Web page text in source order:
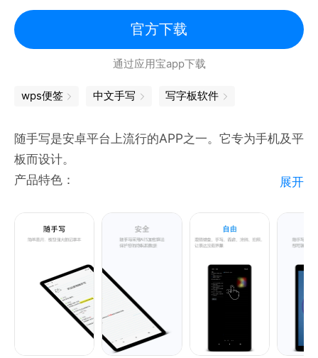
- 帮助你理解备忘录
- 帮助你记忆日记记事本
- 可以备注通讯录、账单
- 有助于长期记忆生活记录
官方下载
通过应用宝app下载
wps便签 中文手写 写字板软件
随手写是安卓平台上流行的APP之一。它专为手机及平
板而设计。
产品特色：
2, 文字，涂鸦，录音，拍照，视频...记录下生活中的
点滴。
3, 日历，闹钟，待办事项...贴身管理您的时间。
4, 无限画布，文本框，DIY 文档模板，钢笔效果...更
多实用功能。
5, 按 笔记本、标签、书签、日历 整理您的笔记。支持
归档和回收箱。
展开